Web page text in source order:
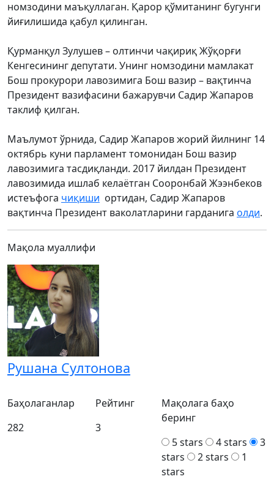
номзодини маъқуллаган. Қарор қўмитанинг бугунги
йиғилишида қабул қилинган.
Қурманқул Зулушев – олтинчи чақириқ Жўқорғи
Кенгесининг депутати. Унинг номзодини мамлакат
Бош прокурори лавозимига Бош вазир – вақтинча
Президент вазифасини бажарувчи Садир Жапаров
таклиф қилган.
Маълумот ўрнида, Садир Жапаров жорий йилнинг 14
октябрь куни парламент томонидан Бош вазир
лавозимига тасдиқланди. 2017 йилдан Президент
лавозимида ишлаб келаётган Сооронбай Жээнбеков
истеъфога чиқиши ортидан, Садир Жапаров
вақтинча Президент ваколатларини гарданига олди.
Мақола муаллифи
Рушана Султонова
Баҳолаганлар
282
Рейтинг
3
Мақолага баҳо
беринг
5 stars
4 stars
3
stars
2 stars
1
stars